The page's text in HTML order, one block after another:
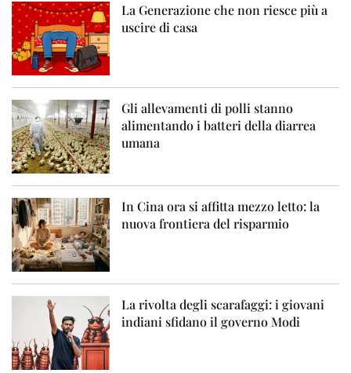
La Generazione che non riesce più a
uscire di casa
Gli allevamenti di polli stanno
alimentando i batteri della diarrea
umana
In Cina ora si affitta mezzo letto: la
nuova frontiera del risparmio
La rivolta degli scarafaggi: i giovani
indiani sfidano il governo Modi